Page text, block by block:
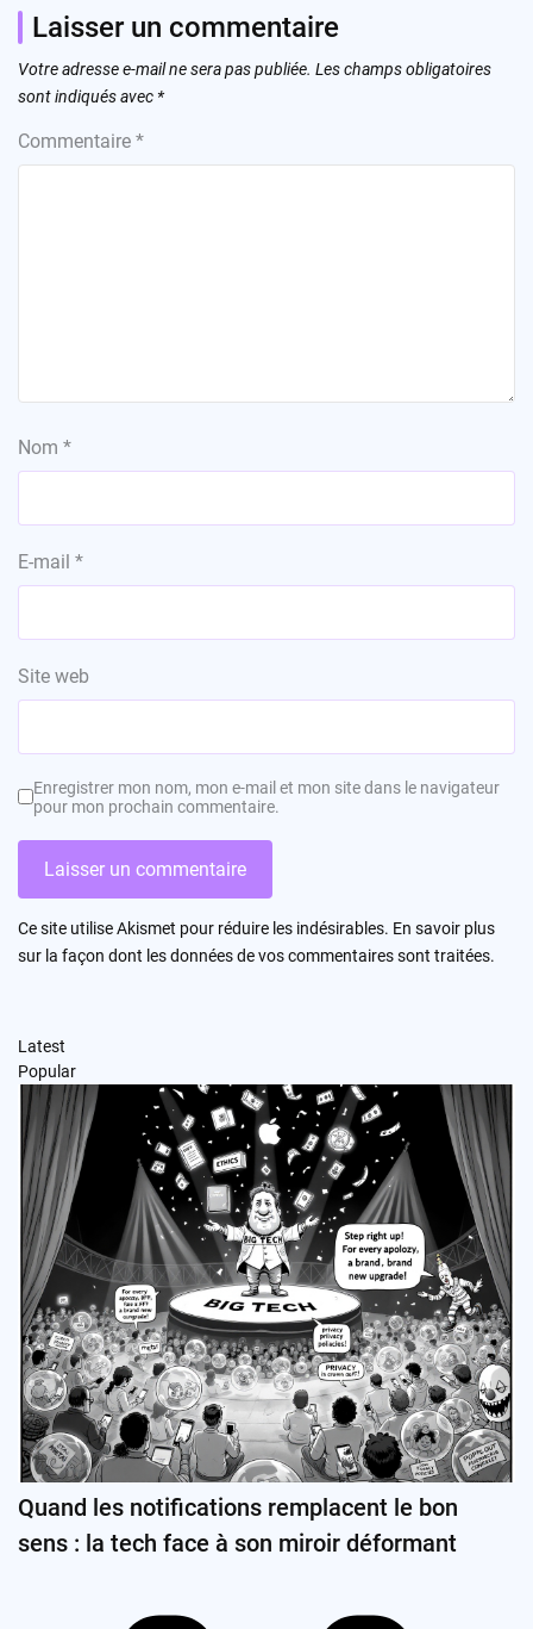
Laisser un commentaire
Votre adresse e-mail ne sera pas publiée. Les champs obligatoires
sont indiqués avec *
Commentaire *
Nom *
E-mail *
Site web
Enregistrer mon nom, mon e-mail et mon site dans le navigateur
pour mon prochain commentaire.
Ce site utilise Akismet pour réduire les indésirables. En savoir plus
sur la façon dont les données de vos commentaires sont traitées.
Latest
Popular
Quand les notifications remplacent le bon
sens : la tech face à son miroir déformant